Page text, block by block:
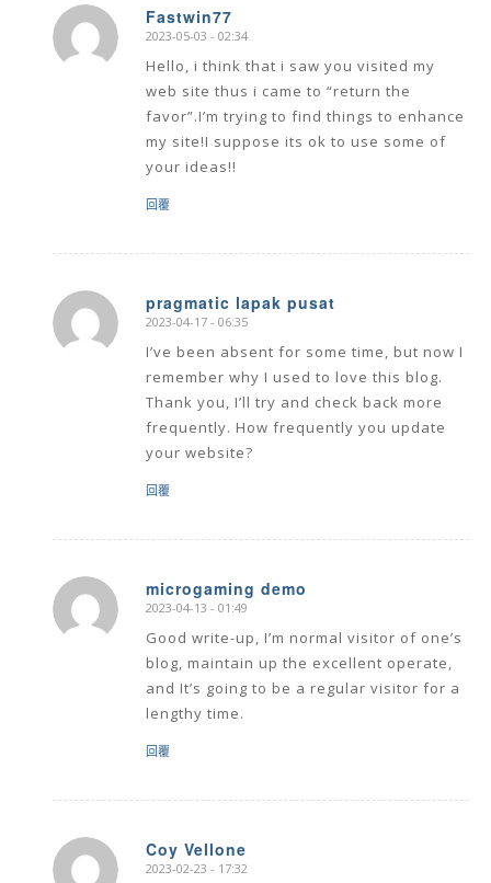
Fastwin77
says:
2023-05-03 - 02:34
Hello, i think that i saw you visited my
web site thus i came to “return the
favor”.I’m trying to find things to enhance
my site!I suppose its ok to use some of
your ideas!!
回覆
pragmatic lapak pusat
says:
2023-04-17 - 06:35
I’ve been absent for some time, but now I
remember why I used to love this blog.
Thank you, I’ll try and check back more
frequently. How frequently you update
your website?
回覆
microgaming demo
says:
2023-04-13 - 01:49
Good write-up, I’m normal visitor of one’s
blog, maintain up the excellent operate,
and It’s going to be a regular visitor for a
lengthy time.
回覆
Coy Vellone
says:
2023-02-23 - 17:32